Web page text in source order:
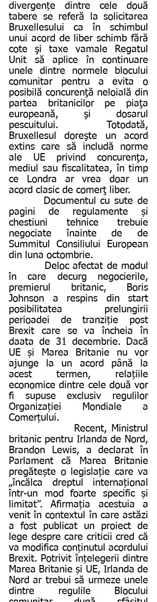
divergențe dintre cele două
tabere se referă la solicitarea
Bruxellesului ca în schimbul
unui acord de liber schimb fără
cote şi taxe vamale Regatul
Unit să aplice în continuare
unele dintre normele blocului
comunitar pentru a evita o
posibilă concurenţă neloială din
partea britanicilor pe piaţa
europeană, şi dosarul
pescuitului. Totodată,
Bruxellesul doreşte un acord
extins care să includă norme
ale UE privind concurenţa,
mediul sau fiscalitatea, în timp
ce Londra ar vrea doar un
acord clasic de comerţ liber.
pagini de regulamente și
chestiuni tehnice trebuie
negociate înainte de de
Summitul Consiliului European
din luna octombrie.
în care decurg negocierile,
premierul britanic, Boris
Johnson a respins din start
posibilitatea prelungirii
perioadei de tranziție post
Brexit care se va încheia în
daata de 31 decembrie. Dacă
UE și Marea Britanie nu vor
ajunge la un acord până la
acest termen, relațiile
economice dintre cele două vor
fi supuse exclusiv regulilor
Organizației Mondiale a
Comerțului.
britanic pentru Irlanda de Nord,
Brandon Lewis, a declarat în
Parlament că Marea Britanie
pregătește o legislație care va
„încălca dreptul internațional
într-un mod foarte specific și
limitat”. Afirmația acestuia a
venit în contextul în care astăzi
a fost publicat un proiect de
lege despre care criticii cred că
va modifica conținutul acordului
Brexit. Potrivit înțelegerii dintre
Marea Britanie și UE, Irlanda de
Nord ar trebui să urmeze unele
dintre regulile Blocului